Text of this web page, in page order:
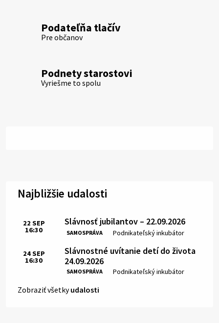
Podateľňa tlačív
Pre občanov
Podnety starostovi
Vyriešme to spolu
Najbližšie udalosti
Slávnosť jubilantov – 22.09.2026
SAMOSPRÁVA Miesto:
Podnikateľský inkubátor
Čas:
22 SEP
16:30
Slávnostné uvítanie detí do života
24.09.2026
SAMOSPRÁVA Miesto:
Podnikateľský inkubátor
Čas:
24SEP
16:30
Zobraziť všetkyudalosti